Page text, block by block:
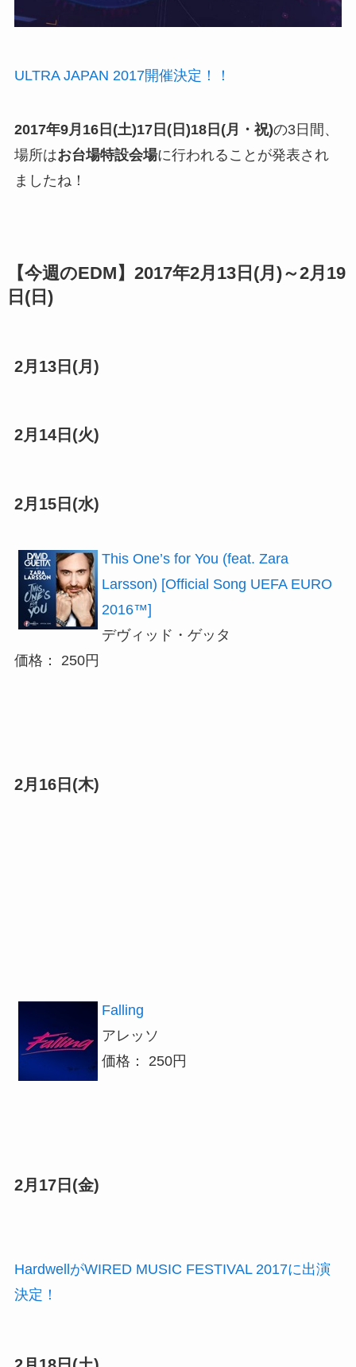
ULTRA JAPAN 2017開催決定！！
2017年9月16日(土)17日(日)18日(月・祝)の3日間、
場所はお台場特設会場に行われることが発表され
ましたね！
【今週のEDM】2017年2月13日(月)～2月19
日(日)
2月13日(月)
2月14日(火)
2月15日(水)
This One’s for You (feat. Zara
Larsson) [Official Song UEFA EURO
2016™]
デヴィッド・ゲッタ
価格： 250円
2月16日(木)
Falling
アレッソ
価格： 250円
2月17日(金)
HardwellがWIRED MUSIC FESTIVAL 2017に出演
決定！